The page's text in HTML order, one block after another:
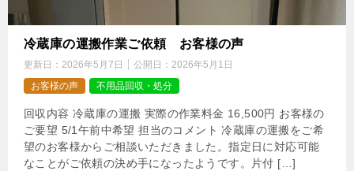
冷蔵庫の運搬作業ご依頼 お客様の声
更新日： 2026年5月7日 公開日： 2026年5月1日
お客様の声
不用品回収・処分
回収内容 冷蔵庫の運搬 実際の作業料金 16,500円 お客様の
ご要望 5/1午前中希望 担当のコメント 冷蔵庫の運搬をご希
望のお客様からご相談いただきました。指定日に対応可能
なことがご依頼の決め手になったようです。片付 […]